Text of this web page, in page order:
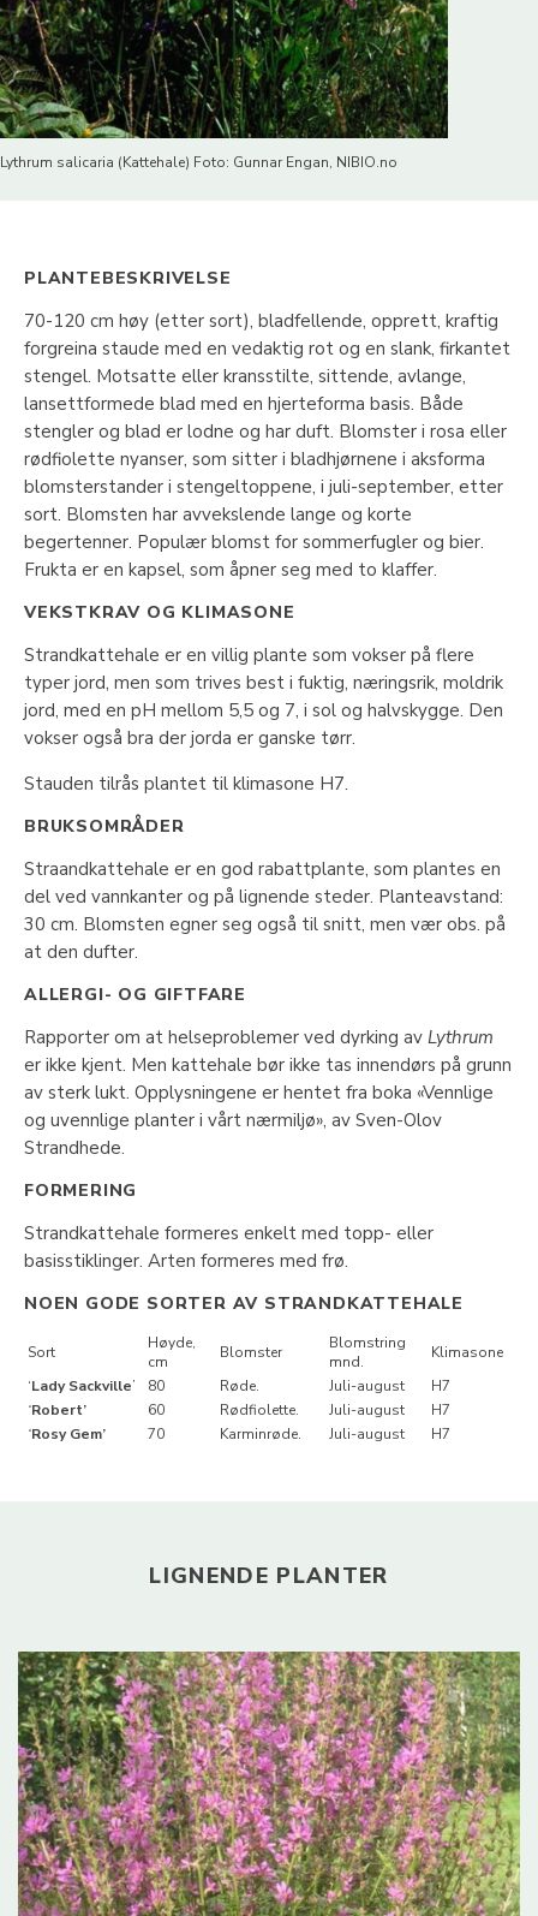
Lythrum salicaria (Kattehale) Foto: Gunnar Engan, NIBIO.no
PLANTEBESKRIVELSE
70-120 cm høy (etter sort), bladfellende, opprett, kraftig
forgreina staude med en vedaktig rot og en slank, firkantet
stengel. Motsatte eller kransstilte, sittende, avlange,
lansettformede blad med en hjerteforma basis. Både
stengler og blad er lodne og har duft. Blomster i rosa eller
rødfiolette nyanser, som sitter i bladhjørnene i aksforma
blomsterstander i stengeltoppene, i juli-september, etter
sort. Blomsten har avvekslende lange og korte
begertenner. Populær blomst for sommerfugler og bier.
Frukta er en kapsel, som åpner seg med to klaffer.
VEKSTKRAV OG KLIMASONE
Strandkattehale er en villig plante som vokser på flere
typer jord, men som trives best i fuktig, næringsrik, moldrik
jord, med en pH mellom 5,5 og 7, i sol og halvskygge. Den
vokser også bra der jorda er ganske tørr.
Stauden tilrås plantet til klimasone H7.
BRUKSOMRÅDER
Straandkattehale er en god rabattplante, som plantes en
del ved vannkanter og på lignende steder. Planteavstand:
30 cm. Blomsten egner seg også til snitt, men vær obs. på
at den dufter.
ALLERGI- OG GIFTFARE
Rapporter om at helseproblemer ved dyrking av Lythrum
er ikke kjent. Men kattehale bør ikke tas innendørs på grunn
av sterk lukt. Opplysningene er hentet fra boka «Vennlige
og uvennlige planter i vårt nærmiljø», av Sven-Olov
Strandhede.
FORMERING
Strandkattehale formeres enkelt med topp- eller
basisstiklinger. Arten formeres med frø.
NOEN GODE SORTER AV STRANDKATTEHALE
Sort
Høyde,
cm
Blomster
Blomstring
mnd.
Klimasone
‘Lady Sackville’ 80 Røde. Juli-august
H7
‘Robert’ 60 Rødfiolette. Juli-august
H7
‘Rosy Gem’ 70 Karminrøde. Juli-august H7
LIGNENDE PLANTER